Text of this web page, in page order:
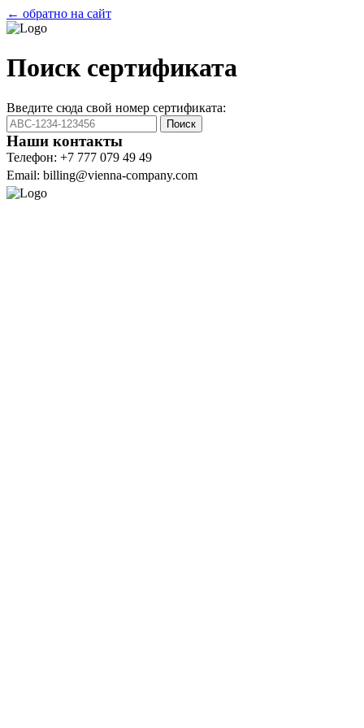
← обратно на сайт
Поиск сертификата
Введите сюда свой номер сертификата:
Поиск
Наши контакты
Телефон: +7 777 079 49 49
Email: billing@vienna-company.com